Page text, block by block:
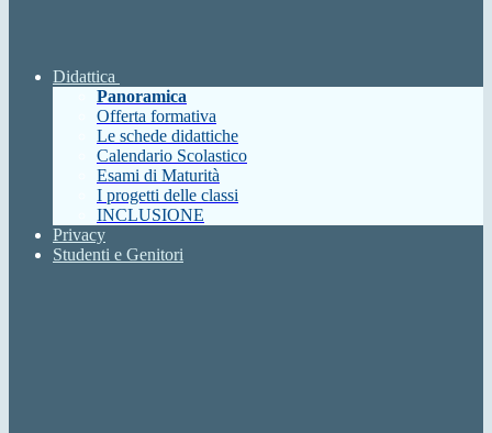
Didattica
Panoramica
Offerta formativa
Le schede didattiche
Calendario Scolastico
Esami di Maturità
I progetti delle classi
INCLUSIONE
Privacy
Studenti e Genitori